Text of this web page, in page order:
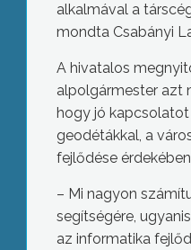
alkalmával a
mondta Csabányi
A hivatalos
alpolgármester azt
hogy jó
geodétákkal, a
fejlődése
– Mi nagyon
segítségére,
az informatika